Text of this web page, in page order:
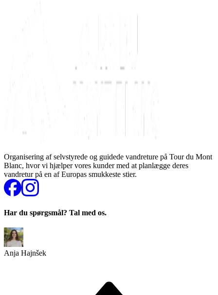
Organisering af selvstyrede og guidede vandreture på Tour du Mont
Blanc, hvor vi hjælper vores kunder med at planlægge deres
vandretur på en af Europas smukkeste stier.
Har du spørgsmål? Tal med os.
Anja Hajnšek